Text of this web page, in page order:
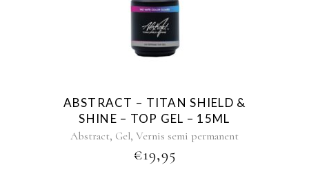
ABSTRACT – TITAN SHIELD &
SHINE – TOP GEL – 15ML
Abstract, Gel, Vernis semi permanent
€19,95